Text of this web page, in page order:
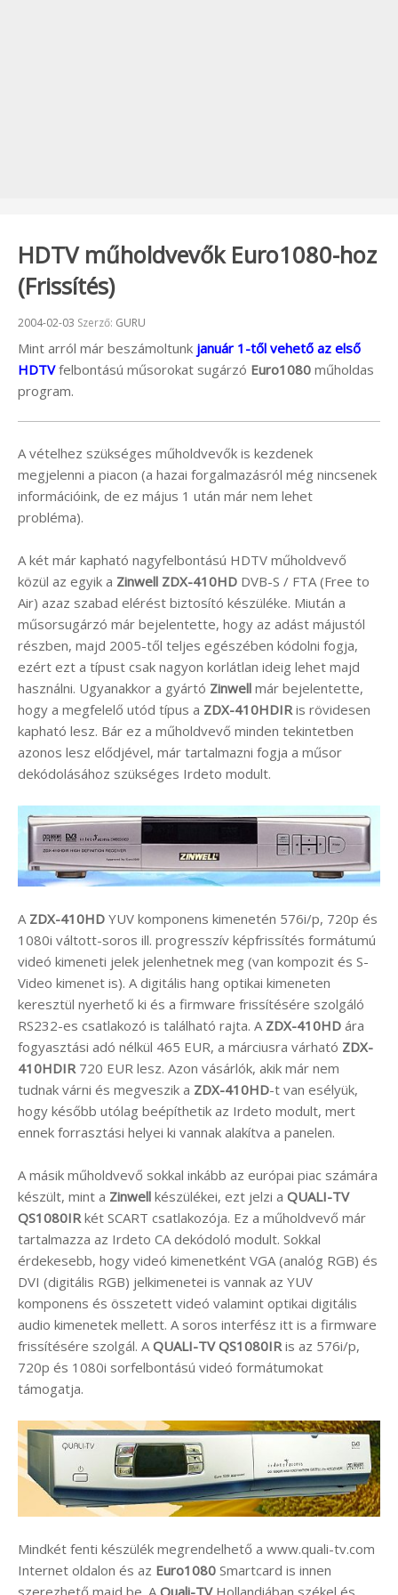
HDTV műholdvevők Euro1080-hoz
(Frissítés)
Beküldve:
2004-02-03 Szerző: GURU
Mint arról már beszámoltunk január 1-től vehető az első
HDTVfelbontású műsorokat sugárzó Euro1080 műholdas
program.
A vételhez szükséges műholdvevők is kezdenek
megjelenni a piacon (a hazai forgalmazásról még nincsenek
információink, de ez május 1 után már nem lehet
probléma).
A két már kapható nagyfelbontású HDTV műholdvevő
közül az egyik a Zinwell ZDX-410HD DVB-S / FTA (Free to
Air) azaz szabad elérést biztosító készüléke. Miután a
műsorsugárzó már bejelentette, hogy az adást májustól
részben, majd 2005-től teljes egészében kódolni fogja,
ezért ezt a típust csak nagyon korlátlan ideig lehet majd
használni. Ugyanakkor a gyártó Zinwell már bejelentette,
hogy a megfelelő utód típus a ZDX-410HDIR is rövidesen
kapható lesz. Bár ez a műholdvevő minden tekintetben
azonos lesz elődjével, már tartalmazni fogja a műsor
dekódolásához szükséges Irdeto modult.
A ZDX-410HD YUV komponens kimenetén 576i/p, 720p és
1080i váltott-soros ill. progresszív képfrissítés formátumú
videó kimeneti jelek jelenhetnek meg (van kompozit és S-
Video kimenet is). A digitális hang optikai kimeneten
keresztül nyerhető ki és a firmware frissítésére szolgáló
RS232-es csatlakozó is található rajta. A ZDX-410HD ára
fogyasztási adó nélkül 465 EUR, a márciusra várható ZDX-
410HDIR 720 EUR lesz. Azon vásárlók, akik már nem
tudnak várni és megveszik a ZDX-410HD-t van esélyük,
hogy később utólag beépíthetik az Irdeto modult, mert
ennek forrasztási helyei ki vannak alakítva a panelen.
A másik műholdvevő sokkal inkább az európai piac számára
készült, mint a Zinwell készülékei, ezt jelzi a QUALI-TV
QS1080IR két SCART csatlakozója. Ez a műholdvevő már
tartalmazza az Irdeto CA dekódoló modult. Sokkal
érdekesebb, hogy videó kimenetként VGA (analóg RGB) és
DVI (digitális RGB) jelkimenetei is vannak az YUV
komponens és összetett videó valamint optikai digitális
audio kimenetek mellett. A soros interfész itt is a firmware
frissítésére szolgál. A QUALI-TV QS1080IR is az 576i/p,
720p és 1080i sorfelbontású videó formátumokat
támogatja.
Mindkét fenti készülék megrendelhető a www.quali-tv.com
Internet oldalon és az Euro1080 Smartcard is innen
szerezhető majd be. A Quali-TVHollandiában székel és